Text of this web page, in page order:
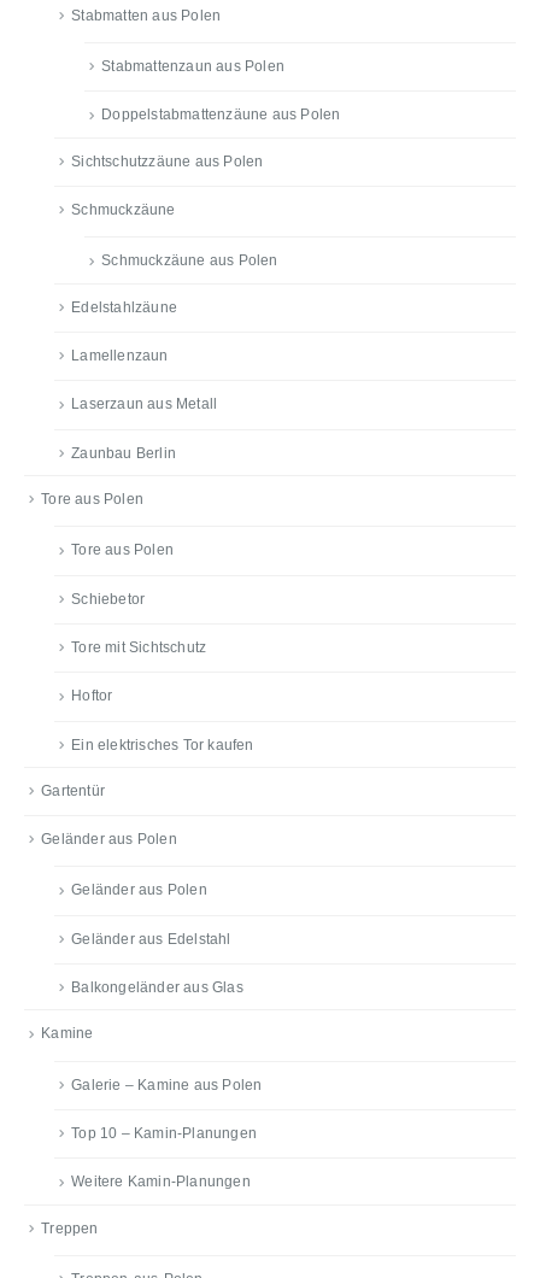
Stabmatten aus Polen
Stabmattenzaun aus Polen
Doppelstabmattenzäune aus Polen
Sichtschutzzäune aus Polen
Schmuckzäune
Schmuckzäune aus Polen
Edelstahlzäune
Lamellenzaun
Laserzaun aus Metall
Zaunbau Berlin
Tore aus Polen
Tore aus Polen
Schiebetor
Tore mit Sichtschutz
Hoftor
Ein elektrisches Tor kaufen
Gartentür
Geländer aus Polen
Geländer aus Polen
Geländer aus Edelstahl
Balkongeländer aus Glas
Kamine
Galerie – Kamine aus Polen
Top 10 – Kamin-Planungen
Weitere Kamin-Planungen
Treppen